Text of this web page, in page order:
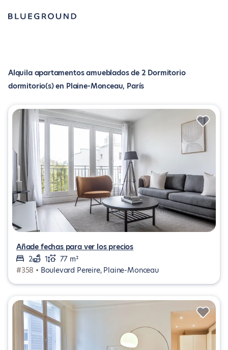
Alquila apartamentos amueblados de 2 Dormitorio
dormitorio(s) en Plaine-Monceau, París
Añade fechas para ver los precios
2
1
77 m²
#358 • Boulevard Pereire, Plaine-Monceau